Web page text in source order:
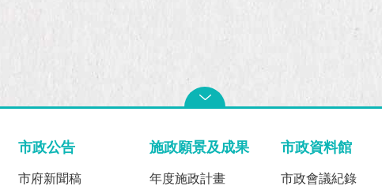
市政公告
市府新聞稿
施政願景及成果
年度施政計畫
市政資料館
市政會議紀錄